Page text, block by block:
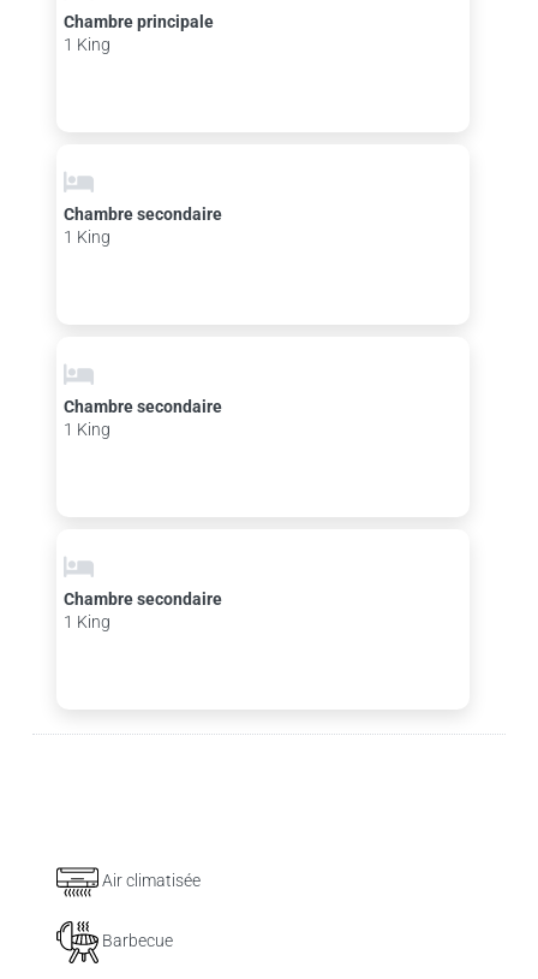
Chambre principale
1 King
Chambre secondaire
1 King
Chambre secondaire
1 King
Chambre secondaire
1 King
Air climatisée
Barbecue